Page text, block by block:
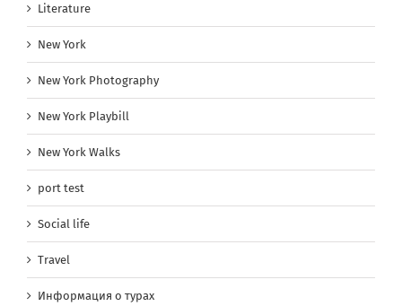
Literature
New York
New York Photography
New York Playbill
New York Walks
port test
Social life
Travel
Информация о турах